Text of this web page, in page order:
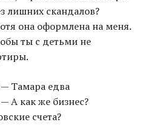
лишних скандалов?
она оформлена на меня.
ты с детьми не
Тамара едва
А как же бизнес?
счета?